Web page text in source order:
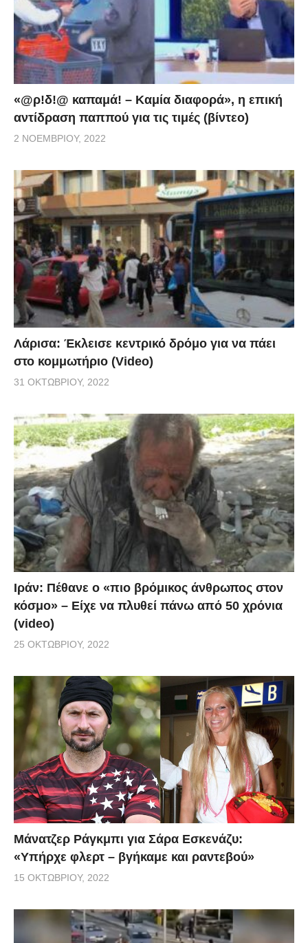
«@ρ!δ!@ καπαμά! – Καμία διαφορά», η επική
αντίδραση παππού για τις τιμές (βίντεο)
2 ΝΟΕΜΒΡΊΟΥ, 2022
Λάρισα: Έκλεισε κεντρικό δρόμο για να πάει
στο κομμωτήριο (Video)
31 ΟΚΤΩΒΡΊΟΥ, 2022
Ιράν: Πέθανε ο «πιο βρόμικος άνθρωπος στον
κόσμο» – Είχε να πλυθεί πάνω από 50 χρόνια
(video)
25 ΟΚΤΩΒΡΊΟΥ, 2022
Μάνατζερ Ράγκμπι για Σάρα Εσκενάζυ:
«Υπήρχε φλερτ – βγήκαμε και ραντεβού»
15 ΟΚΤΩΒΡΊΟΥ, 2022